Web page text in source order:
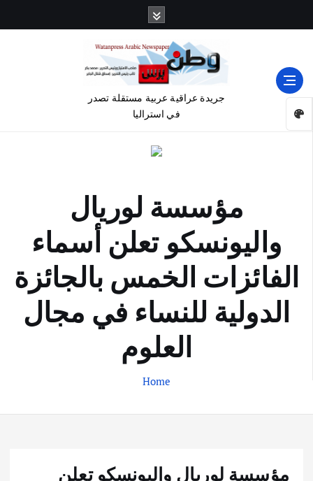
جريدة عراقية عربية مستقلة تصدر
في استراليا
مؤسسة لوريال
واليونسكو تعلن أسماء
الفائزات الخمس بالجائزة
الدولية للنساء في مجال
العلوم
Home
مؤسسة لوريال واليونسكو تعلن